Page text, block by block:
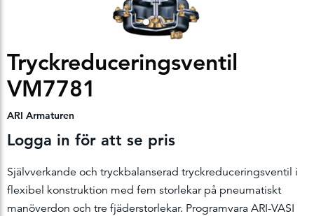
Tryckreduceringsventil
VM7781
ARI Armaturen
Logga in för att se pris
Självverkande och tryckbalanserad tryckreduceringsventil i
flexibel konstruktion med fem storlekar på pneumatiskt
manöverdon och tre fjäderstorlekar. Programvara ARI-VASI